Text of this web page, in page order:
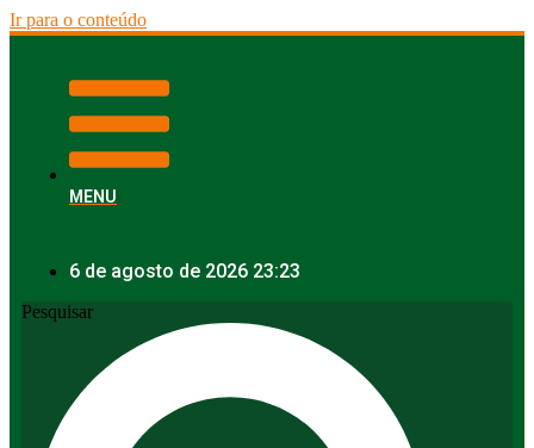
Ir para o conteúdo
MENU
6 de agosto de 2026 23:23
Pesquisar